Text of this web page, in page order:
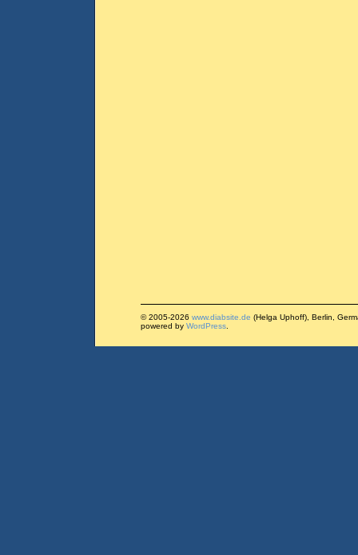
© 2005-2026 www.diabsite.de (Helga Uphoff), Berlin,
powered by WordPress.